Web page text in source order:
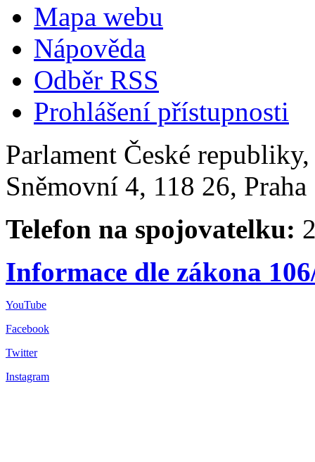
Mapa webu
Nápověda
Odběr RSS
Prohlášení přístupnosti
Parlament České
Sněmovní 4, 118 26,
Telefon na spojovatelku:
Informace dle zákona
YouTube
Facebook
Twitter
Instagram